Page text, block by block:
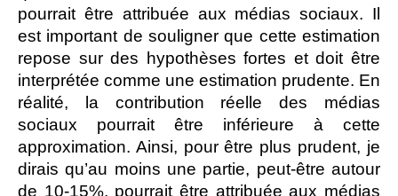
pourrait être attribuée aux médias sociaux. Il
est important de souligner que cette estimation
repose sur des hypothèses fortes et doit être
interprétée comme une estimation prudente. En
réalité, la contribution réelle des médias
sociaux pourrait être inférieure à cette
approximation. Ainsi, pour être plus prudent, je
dirais qu’au moins une partie, peut-être autour
de 10-15%, pourrait être attribuée aux médias